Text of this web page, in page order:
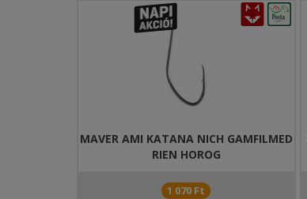
MAVER AMI KATANA NICH GAMFILMED
RIEN HOROG
1 070 Ft